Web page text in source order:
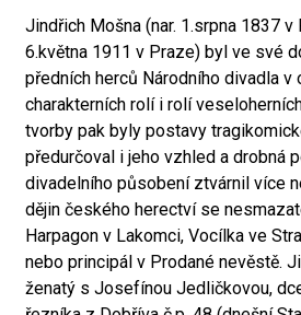
Jindřich Mošna (nar. 1.srpna 1837
6.května 1911 v Praze) byl ve své
předních herců Národního divadla v
charakterních rolí i rolí
tvorby pak byly postavy
předurčoval i jeho vzhled a drobná
divadelního působení ztvárnil více
dějin českého herectví se
Harpagon v Lakomci, Vocílka ve
nebo principál v Prodané nevěstě.
ženatý s Josefínou Jedličkovou,